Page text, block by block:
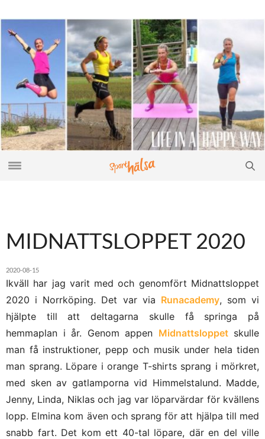
MIDNATTSLOPPET 2020
2020-08-15
Ikväll har jag varit med och genomfört Midnattsloppet
2020 i Norrköping. Det var via Runacademy, som vi
hjälpte till att deltagarna skulle få springa på
hemmaplan i år. Genom appen Midnattsloppetskulle
man få instruktioner, pepp och musik under hela tiden
man sprang. Löpare i orange T-shirts sprang i mörkret,
med sken av gatlamporna vid Himmelstalund. Madde,
Jenny, Linda, Niklas och jag var löparvärdar för kvällens
lopp. Elmina kom även och sprang för att hjälpa till med
snabb fart. Det kom ett 40-tal löpare, där en del ville